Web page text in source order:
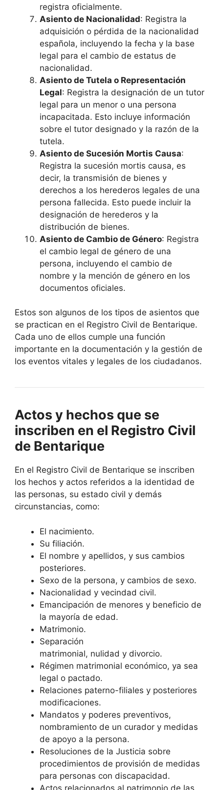
registra oficialmente.
Asiento de Nacionalidad: Registra la
adquisición o pérdida de la nacionalidad
española, incluyendo la fecha y la base
legal para el cambio de estatus de
nacionalidad.
Asiento de Tutela o Representación
Legal: Registra la designación de un tutor
legal para un menor o una persona
incapacitada. Esto incluye información
sobre el tutor designado y la razón de la
tutela.
Asiento de Sucesión Mortis Causa:
Registra la sucesión mortis causa, es
decir, la transmisión de bienes y
derechos a los herederos legales de una
persona fallecida. Esto puede incluir la
designación de herederos y la
distribución de bienes.
Asiento de Cambio de Género: Registra
el cambio legal de género de una
persona, incluyendo el cambio de
nombre y la mención de género en los
documentos oficiales.
Estos son algunos de los tipos de asientos que
se practican en el Registro Civil de Bentarique.
Cada uno de ellos cumple una función
importante en la documentación y la gestión de
los eventos vitales y legales de los ciudadanos.
Actos y hechos que se
inscriben en el Registro Civil
de Bentarique
En el Registro Civil de Bentarique se inscriben
los hechos y actos referidos a la identidad de
las personas, su estado civil y demás
circunstancias, como:
El nacimiento.
Su filiación.
El nombre y apellidos, y sus cambios
posteriores.
Sexo de la persona, y cambios de sexo.
Nacionalidad y vecindad civil.
Emancipación de menores y beneficio de
la mayoría de edad.
Matrimonio.
Separación
matrimonial, nulidad y divorcio.
Régimen matrimonial económico, ya sea
legal o pactado.
Relaciones paterno-filiales y posteriores
modificaciones.
Mandatos y poderes preventivos,
nombramiento de un curador y medidas
de apoyo a la persona.
Resoluciones de la Justicia sobre
procedimientos de provisión de medidas
para personas con discapacidad.
Actos relacionados al patrimonio de las